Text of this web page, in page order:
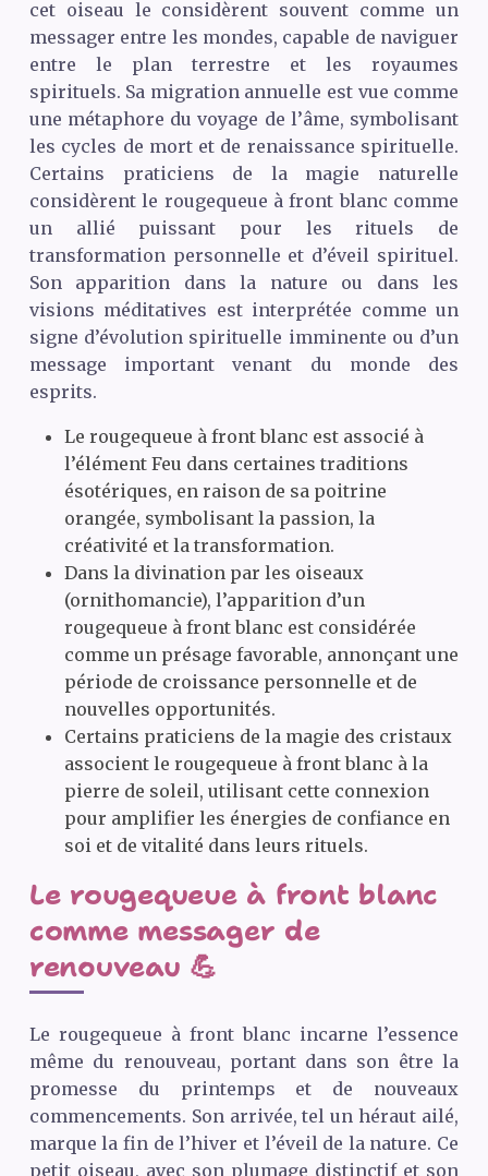
cet oiseau le considèrent souvent comme un
messager entre les mondes, capable de naviguer
entre le plan terrestre et les royaumes
spirituels. Sa migration annuelle est vue comme
une métaphore du voyage de l’âme, symbolisant
les cycles de mort et de renaissance spirituelle.
Certains praticiens de la magie naturelle
considèrent le rougequeue à front blanc comme
un allié puissant pour les rituels de
transformation personnelle et d’éveil spirituel.
Son apparition dans la nature ou dans les
visions méditatives est interprétée comme un
signe d’évolution spirituelle imminente ou d’un
message important venant du monde des
esprits.
Le rougequeue à front blanc est associé à
l’élément Feu dans certaines traditions
ésotériques, en raison de sa poitrine
orangée, symbolisant la passion, la
créativité et la transformation.
Dans la divination par les oiseaux
(ornithomancie), l’apparition d’un
rougequeue à front blanc est considérée
comme un présage favorable, annonçant une
période de croissance personnelle et de
nouvelles opportunités.
Certains praticiens de la magie des cristaux
associent le rougequeue à front blanc à la
pierre de soleil, utilisant cette connexion
pour amplifier les énergies de confiance en
soi et de vitalité dans leurs rituels.
Le rougequeue à front blanc
comme messager de
renouveau 💪
Le rougequeue à front blanc incarne l’essence
même du renouveau, portant dans son être la
promesse du printemps et de nouveaux
commencements. Son arrivée, tel un héraut ailé,
marque la fin de l’hiver et l’éveil de la nature. Ce
petit oiseau, avec son plumage distinctif et son